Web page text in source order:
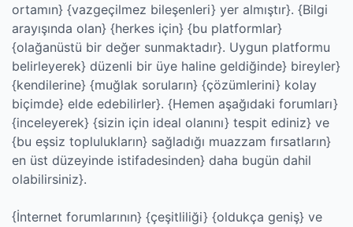
ortamın} {vazgeçilmez bileşenleri} yer almıştır}. {Bilgi
arayışında olan} {herkes için} {bu platformlar}
{olağanüstü bir değer sunmaktadır}. Uygun platformu
belirleyerek} düzenli bir üye haline geldiğinde} bireyler}
{kendilerine} {muğlak soruların} {çözümlerini} kolay
biçimde} elde edebilirler}. {Hemen aşağıdaki forumları}
{inceleyerek} {sizin için ideal olanını} tespit ediniz} ve
{bu eşsiz toplulukların} sağladığı muazzam fırsatların}
en üst düzeyinde istifadesinden} daha bugün dahil
olabilirsiniz}.
{İnternet forumlarının} {çeşitliliği} {oldukça geniş} ve